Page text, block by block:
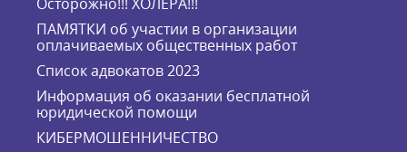
ПАМЯТКИ об участии в организации
оплачиваемых общественных работ
Список адвокатов 2023
Информация об оказании бесплатной
юридической помощи
КИБЕРМОШЕННИЧЕСТВО